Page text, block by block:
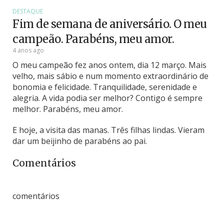
DESTAQUE
Fim de semana de aniversário. O meu
campeão. Parabéns, meu amor.
4 anos ago
O meu campeão fez anos ontem, dia 12 março. Mais
velho, mais sábio e num momento extraordinário de
bonomia e felicidade. Tranquilidade, serenidade e
alegria. A vida podia ser melhor? Contigo é sempre
melhor. Parabéns, meu amor.
E hoje, a visita das manas. Três filhas lindas. Vieram
dar um beijinho de parabéns ao pai.
Comentários
comentários